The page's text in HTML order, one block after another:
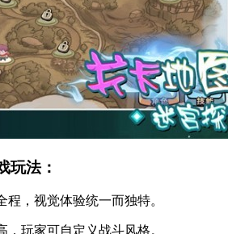
玩法：
程，视觉体验统一而独特。
，玩家可自定义战斗风格。